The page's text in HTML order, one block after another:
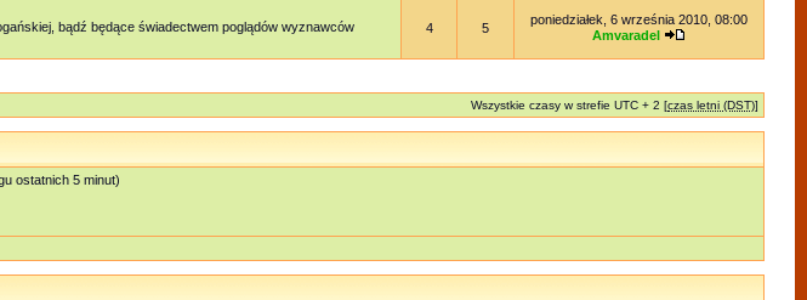
bądź będące świadectwem poglądów wyznawców
4 5
poniedziałek, 6 września 2010, 08:00
Amvaradel
Wszystkie czasy w strefie UTC + 2 [czas letni (DST)]
ostatnich 5 minut)